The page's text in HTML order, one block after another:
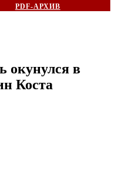
PDF-АРХИВ
окунулся в
Коста